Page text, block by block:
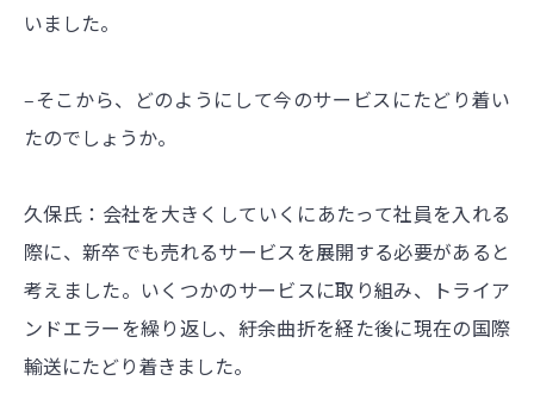
いました。
‒そこから、どのようにして今のサービスにたどり着い
たのでしょうか。
久保氏：会社を大きくしていくにあたって社員を入れる
際に、新卒でも売れるサービスを展開する必要があると
考えました。いくつかのサービスに取り組み、トライア
ンドエラーを繰り返し、紆余曲折を経た後に現在の国際
輸送にたどり着きました。